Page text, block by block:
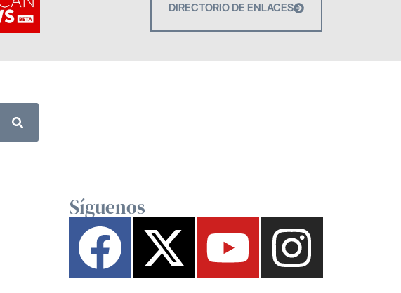
DIRECTORIO DE ENLACES
Síguenos